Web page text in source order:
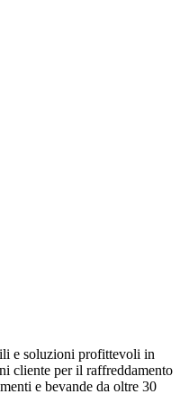
e soluzioni profittevoli in
cliente per il raffreddamento
e bevande da oltre 30